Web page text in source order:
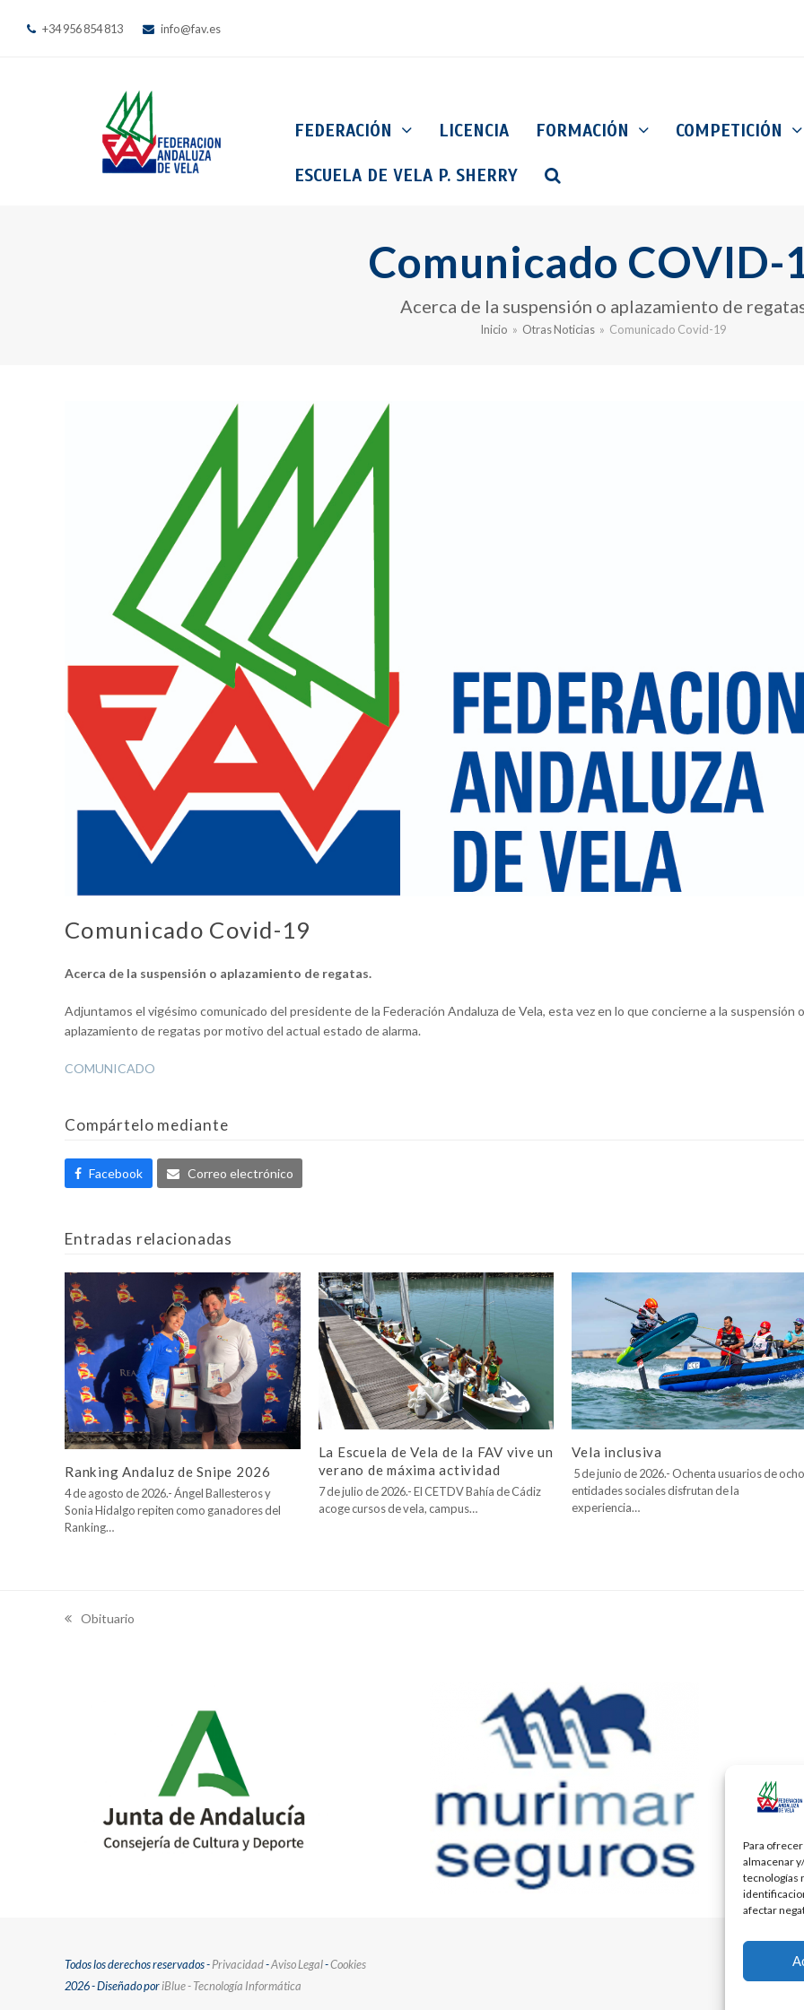
Para
almacenar
tecnologías
afectar
+34 956 854 813 info@fav.es
FEDERACIÓN LICENCIA FORMACIÓN COMPETICIÓN
ESCUELA DE VELA P. SHERRY
Comunicado COVID-
Acerca de la suspensión o aplazamiento de
Inicio » Otras Noticias » Comunicado Covid-19
Comunicado Covid-19
Acerca de la suspensión o aplazamiento de regatas.
Adjuntamos el vigésimo comunicado del presidente de la Federación Andaluza de Vela, esta vez en lo que concierne a la suspensión o
aplazamiento de regatas por motivo del actual estado de alarma.
COMUNICADO
Compártelo mediante
Facebook Correo electrónico
Entradas relacionadas
Ranking Andaluz de Snipe 2026
4 de agosto de 2026.- Ángel Ballesteros y
Sonia Hidalgo repiten como ganadores del
Ranking…
La Escuela de Vela de la FAV vive un
verano de máxima actividad
7 de julio de 2026.- El CETDV Bahía de Cádiz
acoge cursos de vela, campus…
Vela inclusiva
5 de junio de 2026.- Ochenta usuarios de
entidades sociales disfrutan de la
experiencia…
previous
Obituario
Todos los derechos reservados -Privacidad-Aviso Legal-Cookies
2026 - Diseñado poriBlue - Tecnología Informática